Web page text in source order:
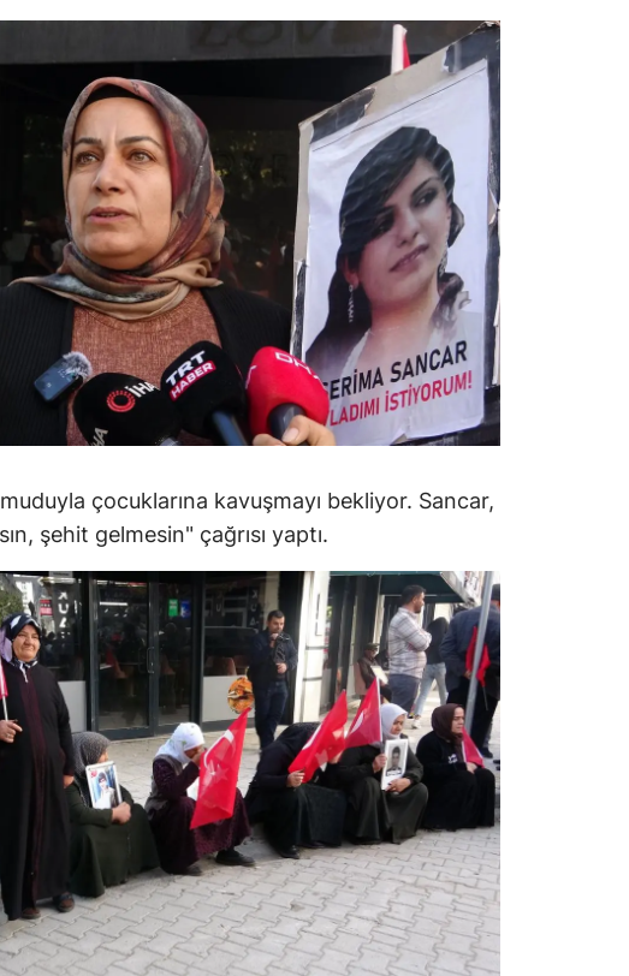
Malatya
Manisa
Kahramanmaraş
Mardin
Muğla
Muş
Nevşehir
Niğde
Ordu
Rize
Sakarya
Samsun
Siirt
Sinop
Sivas
Tekirdağ
Tokat
Trabzon
çocuklarına kavuşmayı bekliyor. Sancar,
şehit gelmesin" çağrısı yaptı.